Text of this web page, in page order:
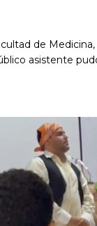
de
asistente